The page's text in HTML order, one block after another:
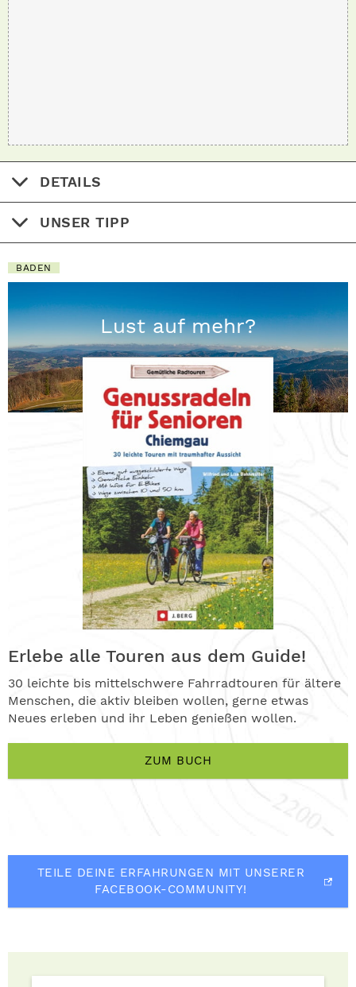
DETAILS
UNSER TIPP
BADEN
Lust auf mehr?
Erlebe alle Touren aus dem Guide!
30 leichte bis mittelschwere Fahrradtouren für ältere
Menschen, die aktiv bleiben wollen, gerne etwas
Neues erleben und ihr Leben genießen wollen.
ZUM BUCH
TEILE DEINE ERFAHRUNGEN MIT UNSERER
FACEBOOK-COMMUNITY!